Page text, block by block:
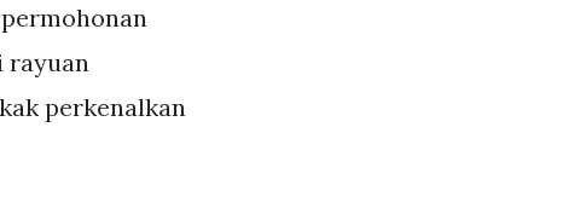
rayuan
perkenalkan